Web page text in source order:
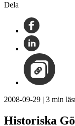
Dela
2008-09-29 | 3 min
Historiska